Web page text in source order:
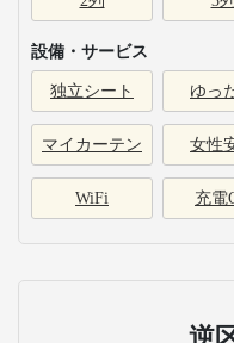
設備・サービス
独立シート ゆっ
マイカーテン 女性
WiFi 充電